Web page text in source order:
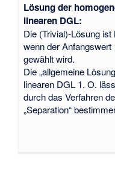
Lösung der
linearen DGL:
Die (Trivial)-Lösung ist
wenn der Anfangswert
gewählt wird.
Die „allgemeine
linearen DGL 1. O.
durch das Verfahren
„Separation“